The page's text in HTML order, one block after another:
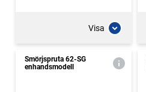
Visa
Smörjspruta 62-SG
enhandsmodell